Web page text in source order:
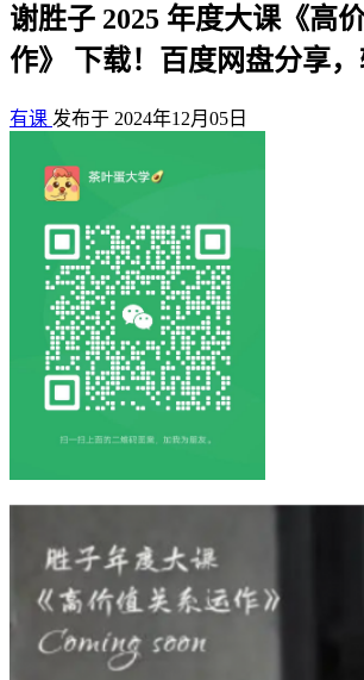
谢胜子 2025 年度大课《高
作》 下载！百度网盘分享
有课 发布于 2024年12月05日